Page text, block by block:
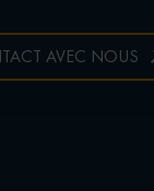
AVEC NOUS